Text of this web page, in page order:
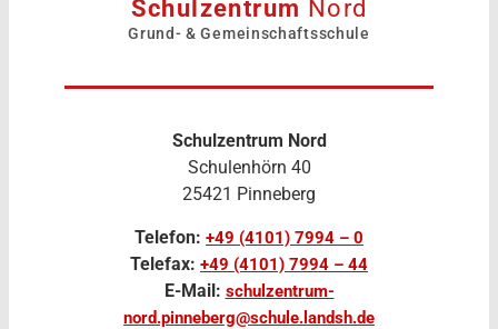
Schulzentrum Nord
Grund- & Gemeinschaftsschule
Schulzentrum Nord
Schulenhörn 40
25421 Pinneberg
Telefon: +49 (4101) 7994 – 0
Telefax: +49 (4101) 7994 – 44
E-Mail: schulzentrum-
nord.pinneberg@schule.landsh.de